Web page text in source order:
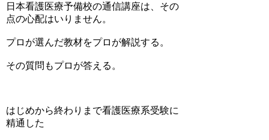
日本看護医療予備校の通信講座は、その
点の心配はいりません。
プロが選んだ教材をプロが解説する。
その質問もプロが答える。
はじめから終わりまで看護医療系受験に
精通した